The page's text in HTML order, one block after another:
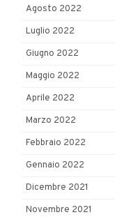
Agosto 2022
Luglio 2022
Giugno 2022
Maggio 2022
Aprile 2022
Marzo 2022
Febbraio 2022
Gennaio 2022
Dicembre 2021
Novembre 2021